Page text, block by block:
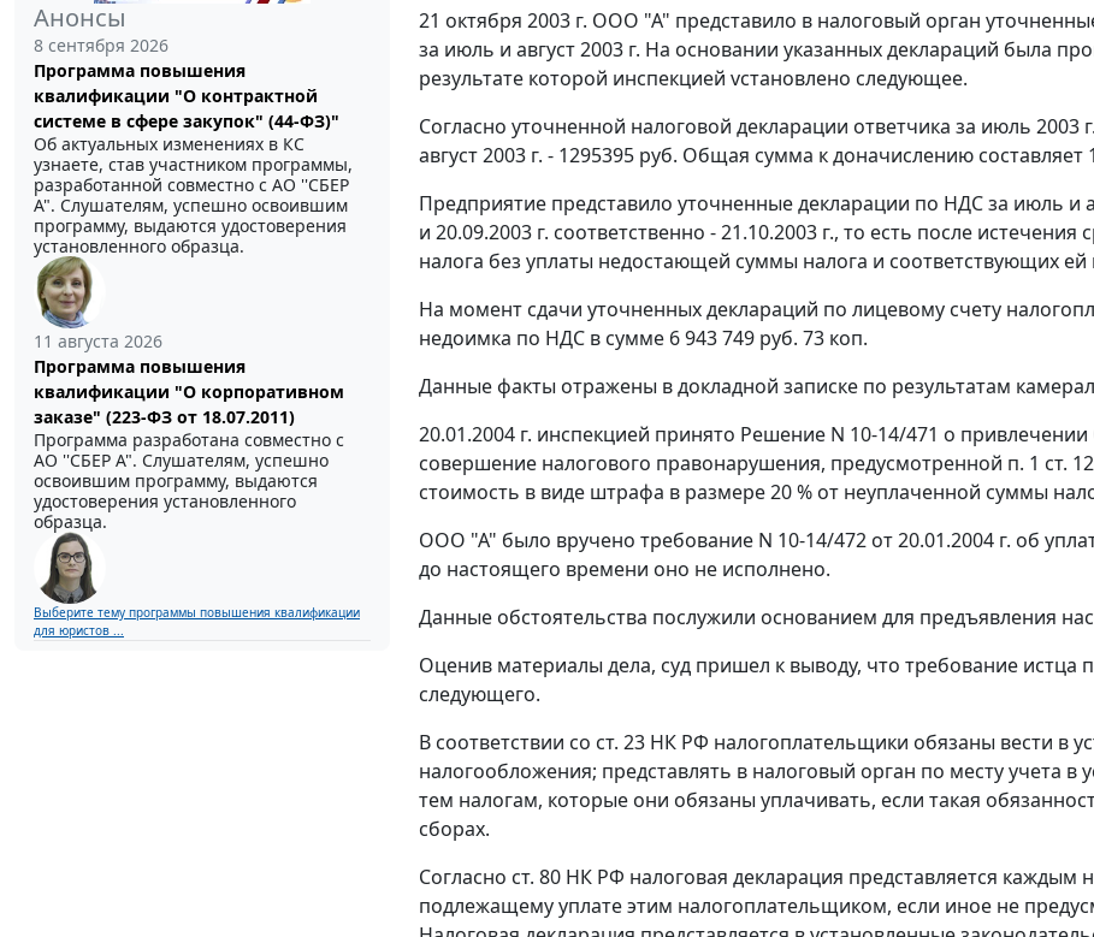
Анонсы
8 сентября 2026
Программа повышения
квалификации "О контрактной
системе в сфере закупок" (44-ФЗ)"
Об актуальных изменениях в КС
узнаете, став участником программы,
разработанной совместно с АО ''СБЕР
А". Слушателям, успешно освоившим
программу, выдаются удостоверения
установленного образца.
11 августа 2026
Программа повышения
квалификации "О корпоративном
заказе" (223-ФЗ от 18.07.2011)
Программа разработана совместно с
АО ''СБЕР А". Слушателям, успешно
освоившим программу, выдаются
удостоверения установленного
образца.
Выберите тему программы повышения квалификации
для юристов ...
21 октября 2003 г. ООО "А" представило в налоговый орган
за июль и август 2003 г. На основании указанных деклараций была
результате которой инспекцией vcтaнoвлeнo следующее.
Согласно уточненной налоговой декларации ответчика за июль
август 2003 г. - 1295395 руб. Общая сумма к доначислению составляет
Предприятие представило уточненные декларации по НДС за июль и
и 20.09.2003 г. соответственно - 21.10.2003 г., то есть после
налога без уплаты недостающей суммы налога и соответствующих ей
На момент сдачи уточненных деклараций по лицевому счету
недоимка по НДС в сумме 6 943 749 руб. 73 коп.
Данные факты отражены в докладной записке по результатам
20.01.2004 г. инспекцией принято Решение N 10-14/471 о
совершение налогового правонарушения, предусмотренной п. 1 ст.
стоимость в виде штрафа в размере 20 % от неуплаченной суммы
ООО "А" было вручено требование N 10-14/472 от 20.01.2004 г. об
до настоящего времени оно не исполнено.
Данные обстоятельства послужили основанием для предъявления
Оценив материалы дела, суд пришел к выводу, что требование истца
следующего.
В соответствии со ст. 23 НК РФ налогоплательщики обязаны вести в
налогообложения; представлять в налоговый орган по месту учета
тем налогам, которые они обязаны уплачивать, если такая
сборах.
Согласно ст. 80 НК РФ налоговая декларация представляется каждым
подлежащему уплате этим налогоплательщиком, если иное не